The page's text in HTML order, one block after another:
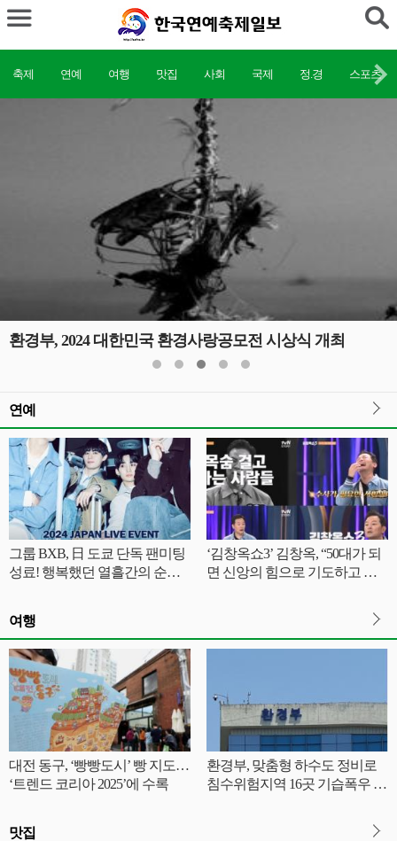
축제 연예 여행 맛집 사회 국제 정.경 스포츠
환경부, 2024 대한민국 환경사랑공모전 시상식 개최
연예
그룹 BXB, 日 도쿄 단독 팬미팅
성료! 행복했던 열흘간의 순간
‘김창옥쇼3’ 김창옥, “50대가 되
면 신앙의 힘으로 기도하고 버
여행
대전 동구, ‘빵빵도시’ 빵 지도…
‘트렌드 코리아 2025’에 수록
환경부, 맞춤형 하수도 정비로
침수위험지역 16곳 기습폭우 대
맛집